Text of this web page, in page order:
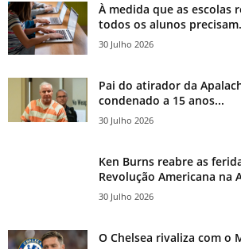
À medida que as escolas
todos os alunos
30 Julho 2026
Pai do atirador da
condenado a 15 anos...
30 Julho 2026
Ken Burns reabre as
Revolução Americana na
30 Julho 2026
O Chelsea rivaliza com o